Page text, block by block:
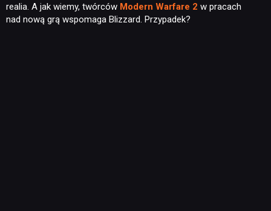
realia. A jak wiemy, twórców Modern Warfare 2 w pracach
nad nową grą wspomaga Blizzard. Przypadek?